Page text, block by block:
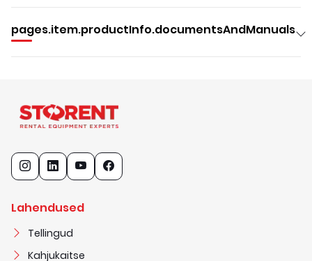
pages.item.productInfo.documentsAndManuals
Lahendused
Tellingud
Kahjukaitse